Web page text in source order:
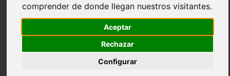
comprender de donde llegan nuestros visitantes.
Aceptar
Rechazar
Configurar